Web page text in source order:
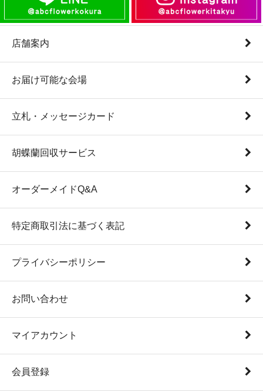
店舗案内
お届け可能な会場
立札・メッセージカード
胡蝶蘭回収サービス
オーダーメイドQ&A
特定商取引法に基づく表記
プライバシーポリシー
お問い合わせ
マイアカウント
会員登録